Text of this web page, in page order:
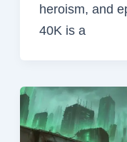
heroism, and
40K is a